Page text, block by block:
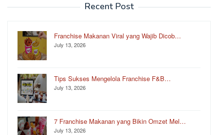
Recent Post
Franchise Makanan Viral yang Wajib Dicob…
July 13, 2026
Tips Sukses Mengelola Franchise F&B…
July 13, 2026
7 Franchise Makanan yang Bikin Omzet Mel…
July 13, 2026